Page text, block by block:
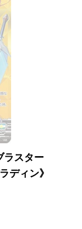
ラスター
ディン》